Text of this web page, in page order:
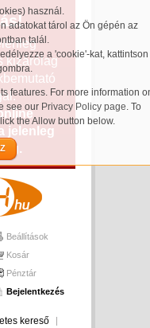
használ.
adatokat tárol az Ön gépén az
talál.
a 'cookie'-kat, kattintson
features. For more information
see our Privacy Policy page. To
the Allow button below.
kizárólag
jelenleg
Beállítások
Kosár
Pénztár
Bejelentkezés
kereső